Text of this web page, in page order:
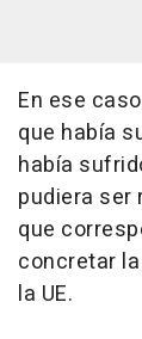
En ese
que había
había
pudiera ser
que
concretar
la UE.